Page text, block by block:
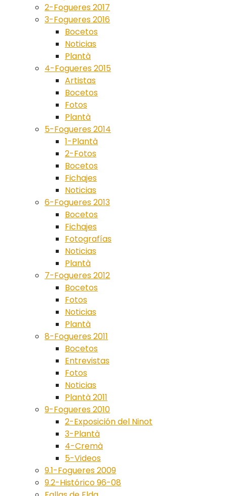
2-Fogueres 2017
3-Fogueres 2016
Bocetos
Noticias
Plantà
4-Fogueres 2015
Artistas
Bocetos
Fotos
Plantà
5-Fogueres 2014
1-Plantà
2-Fotos
Bocetos
Fichajes
Noticias
6-Fogueres 2013
Bocetos
Fichajes
Fotografías
Noticias
Plantà
7-Fogueres 2012
Bocetos
Fotos
Noticias
Plantà
8-Fogueres 2011
Bocetos
Entrevistas
Fotos
Noticias
Plantà 2011
9-Fogueres 2010
2-Exposición del Ninot
3-Plantà
4-Cremà
5-Videos
9.1-Fogueres 2009
9.2-Histórico 96-08